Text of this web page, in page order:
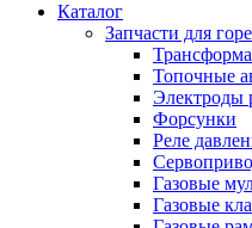
Каталог
Запчасти для
Топочные
Электроды
Форсунки
Реле
Газовые
Газовые